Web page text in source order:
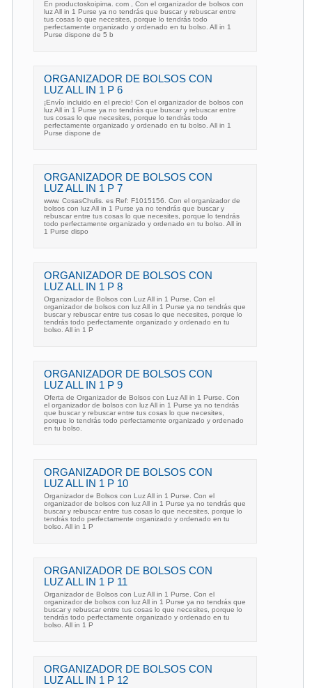
En productoskoipima. com , Con el organizador de bolsos con
luz All in 1 Purse ya no tendrás que buscar y rebuscar entre
tus cosas lo que necesites, porque lo tendrás todo
perfectamente organizado y ordenado en tu bolso. All in 1
Purse dispone de 5 b
ORGANIZADOR DE BOLSOS CON
LUZ ALL IN 1 P 6
¡Envío incluido en el precio! Con el organizador de bolsos con
luz All in 1 Purse ya no tendrás que buscar y rebuscar entre
tus cosas lo que necesites, porque lo tendrás todo
perfectamente organizado y ordenado en tu bolso. All in 1
Purse dispone de
ORGANIZADOR DE BOLSOS CON
LUZ ALL IN 1 P 7
www. CosasChulis. es Ref: F1015156. Con el organizador de
bolsos con luz All in 1 Purse ya no tendrás que buscar y
rebuscar entre tus cosas lo que necesites, porque lo tendrás
todo perfectamente organizado y ordenado en tu bolso. All in
1 Purse dispo
ORGANIZADOR DE BOLSOS CON
LUZ ALL IN 1 P 8
Organizador de Bolsos con Luz All in 1 Purse. Con el
organizador de bolsos con luz All in 1 Purse ya no tendrás que
buscar y rebuscar entre tus cosas lo que necesites, porque lo
tendrás todo perfectamente organizado y ordenado en tu
bolso. All in 1 P
ORGANIZADOR DE BOLSOS CON
LUZ ALL IN 1 P 9
Oferta de Organizador de Bolsos con Luz All in 1 Purse. Con
el organizador de bolsos con luz All in 1 Purse ya no tendrás
que buscar y rebuscar entre tus cosas lo que necesites,
porque lo tendrás todo perfectamente organizado y ordenado
en tu bolso.
ORGANIZADOR DE BOLSOS CON
LUZ ALL IN 1 P 10
Organizador de Bolsos con Luz All in 1 Purse. Con el
organizador de bolsos con luz All in 1 Purse ya no tendrás que
buscar y rebuscar entre tus cosas lo que necesites, porque lo
tendrás todo perfectamente organizado y ordenado en tu
bolso. All in 1 P
ORGANIZADOR DE BOLSOS CON
LUZ ALL IN 1 P 11
Organizador de Bolsos con Luz All in 1 Purse. Con el
organizador de bolsos con luz All in 1 Purse ya no tendrás que
buscar y rebuscar entre tus cosas lo que necesites, porque lo
tendrás todo perfectamente organizado y ordenado en tu
bolso. All in 1 P
ORGANIZADOR DE BOLSOS CON
LUZ ALL IN 1 P 12